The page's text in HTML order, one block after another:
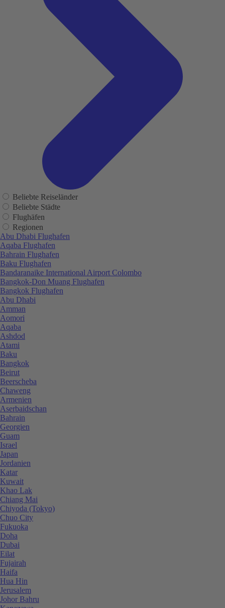
Beliebte Reiseländer
Beliebte Städte
Flughäfen
Regionen
Abu Dhabi Flughafen
Aqaba Flughafen
Bahrain Flughafen
Baku Flughafen
Bandaranaike International Airport Colombo
Bangkok-Don Muang Flughafen
Bangkok Flughafen
Abu Dhabi
Amman
Aomori
Aqaba
Ashdod
Atami
Baku
Bangkok
Beirut
Beerscheba
Chaweng
Armenien
Aserbaidschan
Bahrain
Georgien
Guam
Israel
Japan
Jordanien
Katar
Kuwait
Khao Lak
Chiang Mai
Chiyoda (Tokyo)
Chuo City
Fukuoka
Doha
Dubai
Eilat
Fujairah
Haifa
Hua Hin
Jerusalem
Johor Bahru